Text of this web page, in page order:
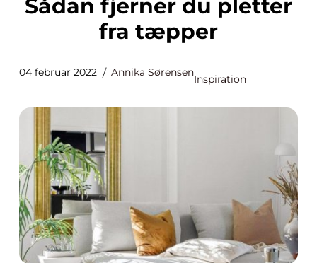
Sådan fjerner du pletter
fra tæpper
04 februar 2022 Annika Sørensen
Inspiration